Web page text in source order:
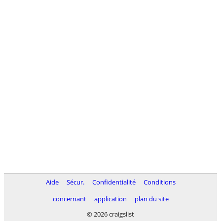
Aide Sécur. Confidentialité
Conditions
concernant
application
plan du site
© 2026 craigslist